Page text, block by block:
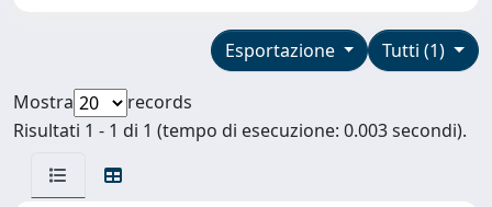
Tutti (1)
Esportazione
Mostra
records
Risultati 1 - 1 di 1 (tempo di esecuzione: 0.003 secondi).